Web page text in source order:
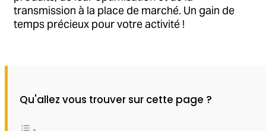
transmission à la place de marché. Un gain de
temps précieux pour votre activité !
Qu'allez vous trouver sur cette page ?